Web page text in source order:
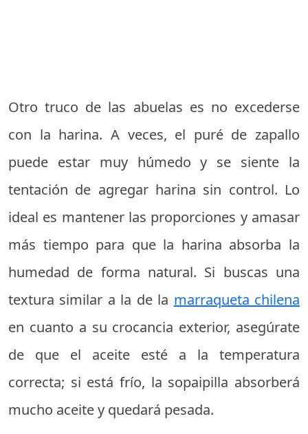
Otro truco de las abuelas es no excederse
con la harina. A veces, el puré de zapallo
puede estar muy húmedo y se siente la
tentación de agregar harina sin control. Lo
ideal es mantener las proporciones y amasar
más tiempo para que la harina absorba la
humedad de forma natural. Si buscas una
textura similar a la de la marraqueta chilena
en cuanto a su crocancia exterior, asegúrate
de que el aceite esté a la temperatura
correcta; si está frío, la sopaipilla absorberá
mucho aceite y quedará pesada.